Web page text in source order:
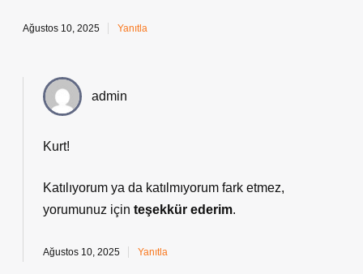
Ağustos 10, 2025 Yanıtla
admin
Kurt!
Katılıyorum ya da katılmıyorum fark etmez,
yorumunuz için teşekkür ederim.
Ağustos 10, 2025 Yanıtla